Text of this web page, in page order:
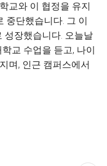
교와 이 협정을 유지
중단했습니다. 그 이
성장했습니다. 오늘날
교 수업을 듣고, 나이
며, 인근 캠퍼스에서